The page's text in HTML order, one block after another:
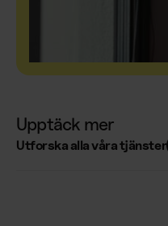
Upptäck mer
Utforska alla våra tjänster